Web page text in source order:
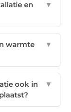
en
▼
warmte
▼
ook in
▼